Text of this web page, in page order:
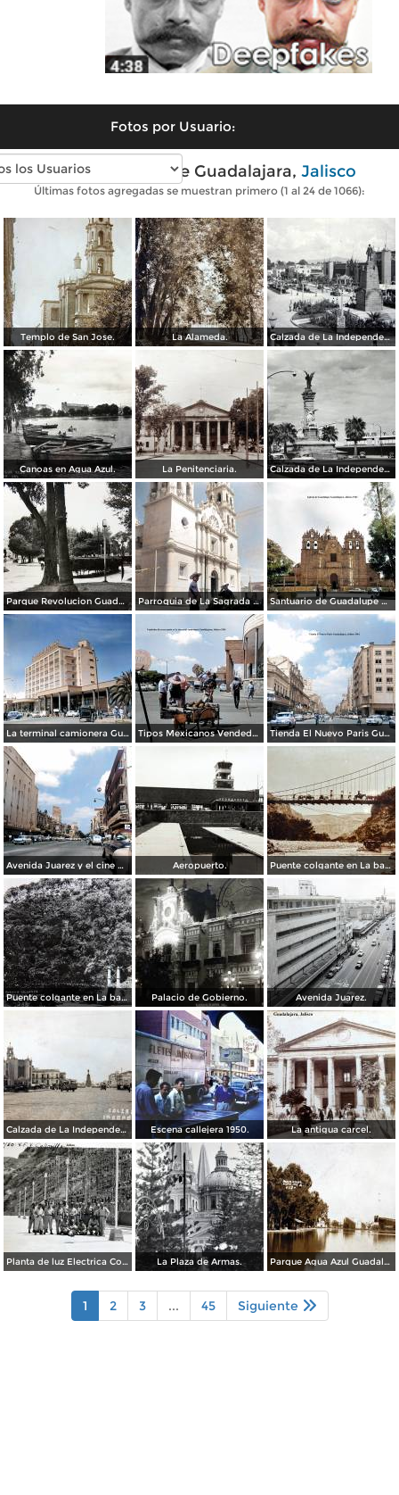
Fotos por Usuario:
Fotos antiguas de Guadalajara, Jalisco
Últimas fotos agregadas se muestran primero (1 al 24 de 1066):
Templo de San Jose. La Alameda. Calzada de La Independencia y Mto. a Juarez Guadalajara, Jalisco. ( Circulada el 5 de Septiembre de 1929 ).
Canoas en Agua Azul. La Penitenciaria. Calzada de La Independencia Guadalajara, Jalisco.
Parque Revolucion Guadalajara, Jalisco. Parroquia de La Sagrada familia Guadalajara, Jalisco 1961. Santuario de Guadalupe Guadalajara, Jalisco 1961.
La terminal camionera Guadalajara, Jalisco 1961 Tipos Mexicanos Vendedor de cocos junto a La terminal camionera Guadalajara, Jalisco 1961 Tienda El Nuevo Paris Guadalajara, Jalisco 1961
Avenida Juarez y el cine Variedades Guadalajara, Jalisco 1961 Aeropuerto. Puente colgante en La barranca de Oblatos.
Puente colgante en La barranca de Oblatos. Palacio de Gobierno. Avenida Juarez.
Calzada de La Independencia Guadalajara, Jalisco. ( Circulada el 10 de Febrero de 1931 ). Escena callejera 1950. La antigua carcel.
Planta de luz Electrica Colimilla. ( Fechada el 1 de Octubre de 1950 ). La Plaza de Armas. Parque Agua Azul Guadalajara, Jalisco.
1 2 3 ... 45 Siguiente